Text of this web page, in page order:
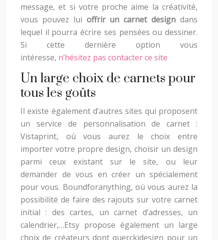
message, et si votre proche aime la créativité,
vous pouvez lui offrir un carnet design dans
lequel il pourra écrire ses pensées ou dessiner.
Si cette dernière option vous
intéresse, n’hésitez pas contacter ce site
Un large choix de carnets pour
tous les goûts
Il existe également d’autres sites qui proposent
un service de personnalisation de carnet :
Vistaprint, où vous aurez le choix entre
importer votre propre design, choisir un design
parmi ceux existant sur le site, ou leur
demander de vous en créer un spécialement
pour vous. Boundforanything, où vous aurez la
possibilité de faire des rajouts sur votre carnet
initial : des cartes, un carnet d’adresses, un
calendrier,…Etsy propose également un large
choix de créateurs dont querckidesign pour un